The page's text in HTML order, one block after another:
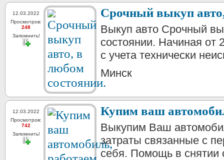
12.03.2022
Просмотров:
248
Запомнить!
Срочный выкуп
Выкуп авто Срочный
состоянии. Начиная от
с учета технически
Минск
12.03.2022
Просмотров:
742
Запомнить!
Купим ваш
Выкупим Ваш
затраты связанные с
себя. Помощь в снятии